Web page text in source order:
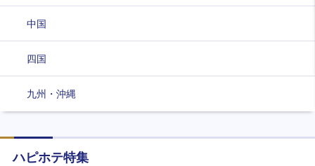
中国
四国
九州・沖縄
ハピホテ特集